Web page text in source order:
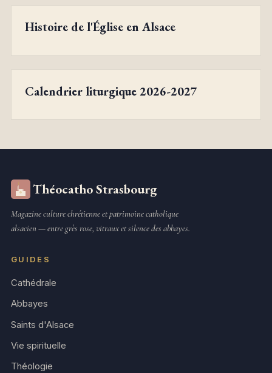
Histoire de l'Église en Alsace
Calendrier liturgique 2026-2027
Théocatho Strasbourg
Magazine culture chrétienne et patrimoine catholique
alsacien — entre grès rose, vitraux et silence des abbayes.
GUIDES
Cathédrale
Abbayes
Saints d'Alsace
Vie spirituelle
Théologie